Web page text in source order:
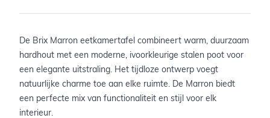
De Brix Marron eetkamertafel combineert warm, duurzaam
hardhout met een moderne, ivoorkleurige stalen poot voor
een elegante uitstraling. Het tijdloze ontwerp voegt
natuurlijke charme toe aan elke ruimte. De Marron biedt
een perfecte mix van functionaliteit en stijl voor elk
interieur.